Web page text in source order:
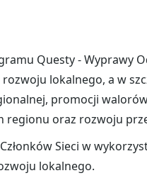
Questy - Wyprawy
lokalnego, a w
promocji
regionu oraz rozwoju
Sieci w
lokalnego.